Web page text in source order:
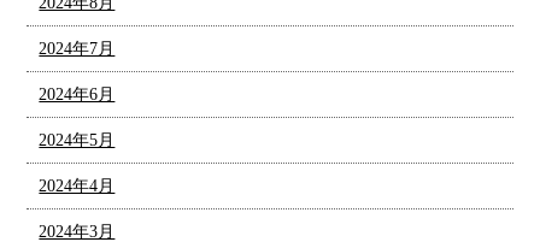
2024年7月
2024年6月
2024年5月
2024年4月
2024年3月